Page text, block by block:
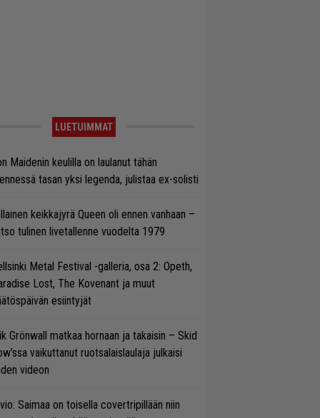
LUETUIMMAT
Maidenin keulilla on laulanut tähän
tasan yksi legenda, julistaa ex-solisti
keikkajyrä Queen oli ennen vanhaan –
tulinen livetallenne vuodelta 1979
Metal Festival -galleria, osa 2: Opeth,
Lost, The Kovenant ja muut
esiintyjät
Grönwall matkaa hornaan ja takaisin – Skid
vaikuttanut ruotsalaislaulaja julkaisi
videon
Saimaa on toisella covertripillään niin